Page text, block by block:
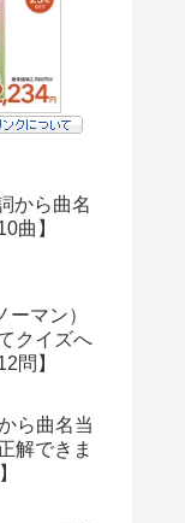
から曲名
曲】
マン）
クイズへ
問】
ら曲名当
解できま